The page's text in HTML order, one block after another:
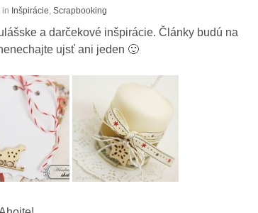
in Inšpirácie Scrapbooking
a darčekové inšpirácie. Články budú na
ujsť ani jeden 🙂